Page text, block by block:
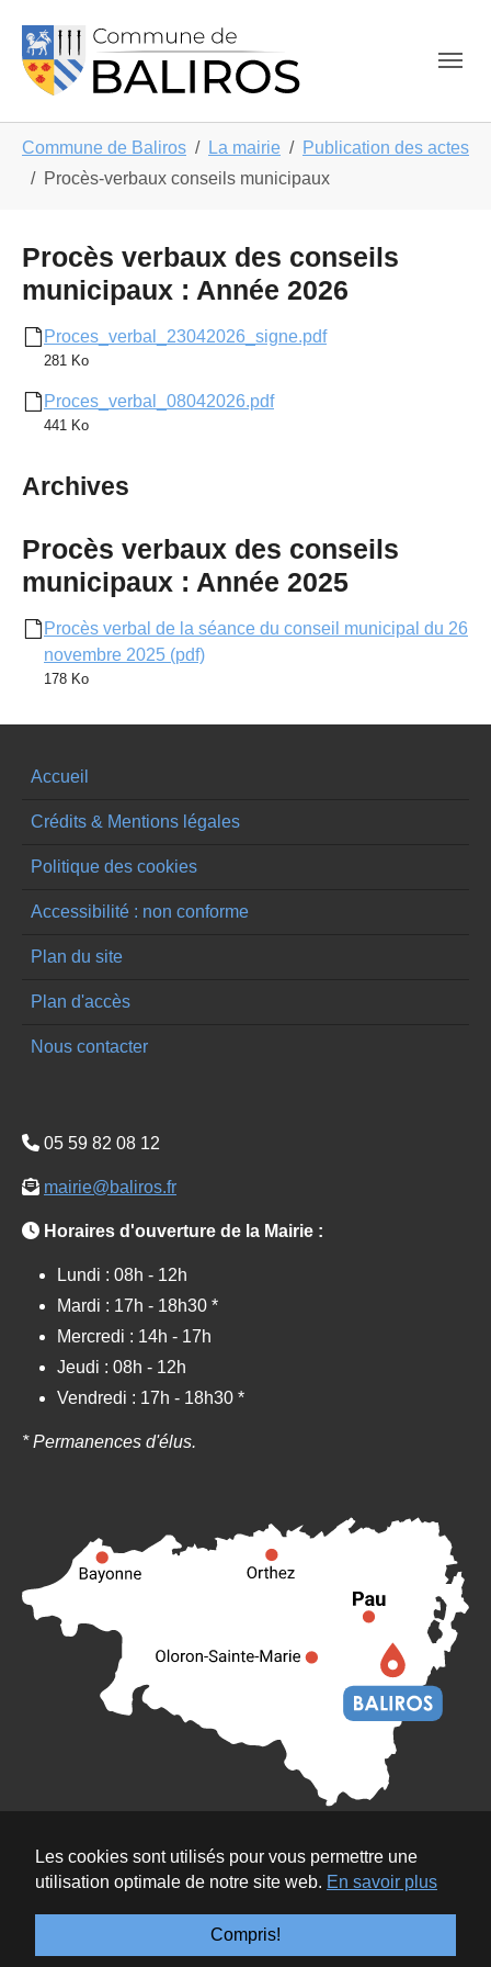
Les cookies sont utilisés pour vous permettre une
utilisation optimale de notre site web. En savoir plus
Compris!
Commune de Baliros La mairie
Publication des actes
Procès-verbaux conseils municipaux
Procès verbaux des conseils
municipaux : Année 2026
Proces_verbal_23042026_signe.pdf
281 Ko
Proces_verbal_08042026.pdf
441 Ko
Archives
Procès verbaux des conseils
municipaux : Année 2025
Procès verbal de la séance du conseil municipal du 26
novembre 2025 (pdf)
178 Ko
Accueil
Crédits & Mentions légales
Politique des cookies
Accessibilité : non conforme
Plan du site
Plan d'accès
Nous contacter
05 59 82 08 12
mairie@baliros.fr
Horaires d'ouverture de la Mairie :
Lundi : 08h - 12h
Mardi : 17h - 18h30 *
Mercredi : 14h - 17h
Jeudi : 08h - 12h
Vendredi : 17h - 18h30 *
* Permanences d'élus.
Tous droits réservés. Réalisé par l'